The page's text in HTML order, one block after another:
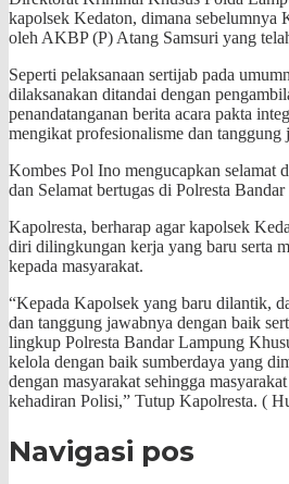
kapolsek Kedaton, dimana sebelumnya
oleh AKBP (P) Atang Samsuri yang
Seperti pelaksanaan sertijab pada
dilaksanakan ditandai dengan
penandatanganan berita acara pakta
mengikat profesionalisme dan tanggung
Kombes Pol Ino mengucapkan selamat
dan Selamat bertugas di Polresta
Kapolresta, berharap agar kapolsek
diri dilingkungan kerja yang baru serta
kepada masyarakat.
“Kepada Kapolsek yang baru dilantik,
dan tanggung jawabnya dengan baik
lingkup Polresta Bandar Lampung
kelola dengan baik sumberdaya yang
dengan masyarakat sehingga
kehadiran Polisi,” Tutup Kapolresta. (
Navigasi pos